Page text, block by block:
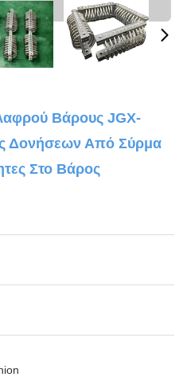
Βάρους JGX-
Δονήσεων Από Σύρμα
Στο Βάρος